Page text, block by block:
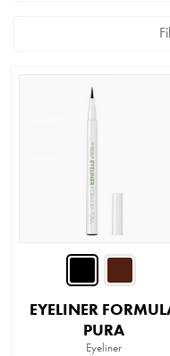
EYELINER
PURA
Eyeliner